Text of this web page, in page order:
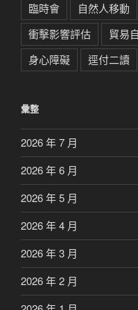
臨時會 自然人移動
衝擊影響評估
貿易
身心障礙
逕付二讀
彙整
2026 年 7 月
2026 年 6 月
2026 年 5 月
2026 年 4 月
2026 年 3 月
2026 年 2 月